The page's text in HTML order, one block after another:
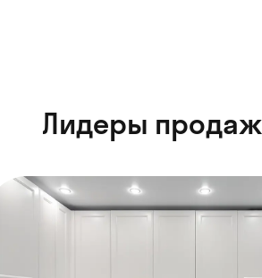
Лидеры продаж